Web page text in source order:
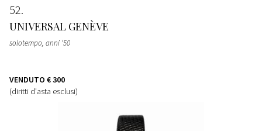
52
UNIVERSAL GENÈVE
solotempo, anni ‘50
VENDUTO € 300
(diritti d'asta esclusi)